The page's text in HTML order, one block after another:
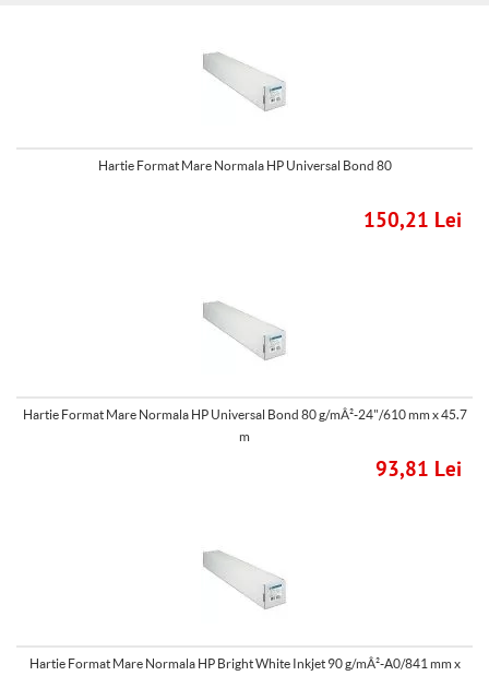
Hartie Format Mare Normala HP Universal Bond 80
150,21 Lei
Hartie Format Mare Normala HP Universal Bond 80 g/mÂ²-24"/610 mm x 45.7
m
93,81 Lei
Hartie Format Mare Normala HP Bright White Inkjet 90 g/mÂ²-A0/841 mm x